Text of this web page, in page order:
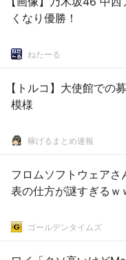
くなり優勝！
ねたーる
【トルコ】大使館での
模様
稼げるまとめ速報
フロムソフトウェア
表の仕方が謎すぎるｗ
ゴールデンタイムズ